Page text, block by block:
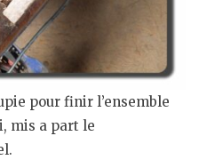
pour finir l’ensemble
mis a part le